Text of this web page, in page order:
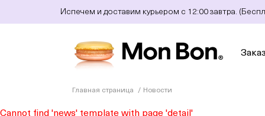
Испечем и доставим курьером с 12:00 завтра.
Главная страница Новости
Cannot find 'news' template with page 'detail'